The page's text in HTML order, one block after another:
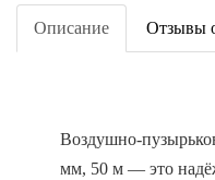
Описание Отзывы
Воздушно-
мм, 50 м — это